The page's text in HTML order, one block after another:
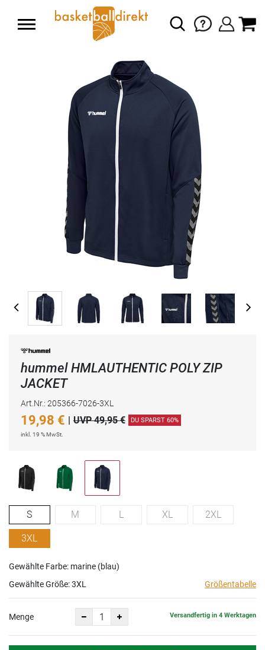
hummel HMLAUTHENTIC POLY ZIP
JACKET
Art.Nr.: 205366-7026-3XL
19,98 € | UVP 49,95 € DU SPARST 60%
inkl. 19 % MwSt.
S M L XL 2XL
3XL
Gewählte Farbe: marine (blau)
Gewählte Größe:3XL Größentabelle
Menge Versandfertig in 4 Werktagen